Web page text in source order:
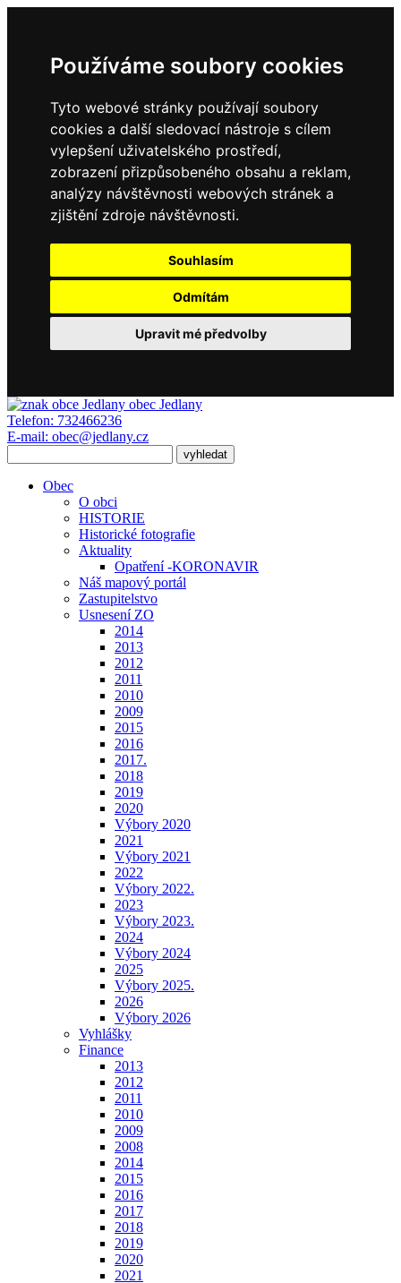
Používáme soubory cookies
Tyto webové stránky používají soubory
cookies a další sledovací nástroje s cílem
vylepšení uživatelského prostředí,
zobrazení přizpůsobeného obsahu a reklam,
analýzy návštěvnosti webových stránek a
zjištění zdroje návštěvnosti.
Souhlasím
Odmítám
Upravit mé předvolby
obec Jedlany
Telefon: 732466236
E-mail: obec@jedlany.cz
Obec
O obci
HISTORIE
Historické fotografie
Aktuality
Opatření -KORONAVIR
Náš mapový portál
Zastupitelstvo
Usnesení ZO
2014
2013
2012
2011
2010
2009
2015
2016
2017.
2018
2019
2020
Výbory 2020
2021
Výbory 2021
2022
Výbory 2022.
2023
Výbory 2023.
2024
Výbory 2024
2025
Výbory 2025.
2026
Výbory 2026
Vyhlášky
Finance
2013
2012
2011
2010
2009
2008
2014
2015
2016
2017
2018
2019
2020
2021